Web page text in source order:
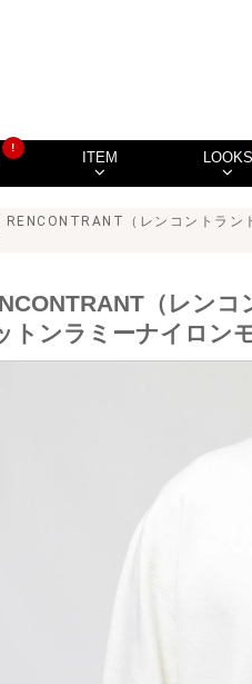
!
ITEM LOOKS
RENCONTRANT（レンコントラン